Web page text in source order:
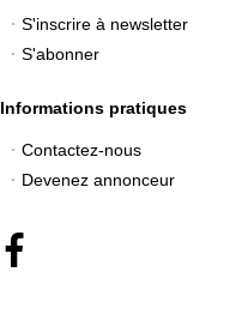
S'inscrire à newsletter
S'abonner
Informations pratiques
Contactez-nous
Devenez annonceur